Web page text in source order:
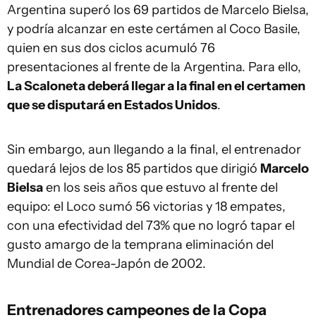
Argentina superó los 69 partidos de Marcelo Bielsa,
y podría alcanzar en este certámen al Coco Basile,
quien en sus dos ciclos acumuló 76
presentaciones al frente de la Argentina. Para ello,
La Scaloneta deberá llegar a la final en el certamen
que se disputará en Estados Unidos.
Sin embargo, aun llegando a la final, el entrenador
quedará lejos de los 85 partidos que dirigió Marcelo
Bielsaen los seis años que estuvo al frente del
equipo: el Loco sumó 56 victorias y 18 empates,
con una efectividad del 73% que no logró tapar el
gusto amargo de la temprana eliminación del
Mundial de Corea-Japón de 2002.
Entrenadores campeones de la Copa